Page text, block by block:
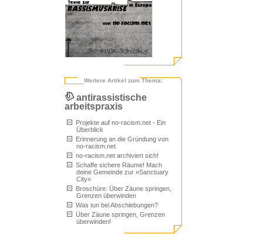
Weitere Artikel zum Thema:
antirassistische
arbeitspraxis
Projekte auf no-racism.net - Ein
Überblick
Erinnerung an die Gründung von
no-racism.net
no-racism.net archiviert sich!
Schaffe sichere Räume! Mach
deine Gemeinde zur »Sanctuary
City«
Broschüre: Über Zäune springen,
Grenzen überwinden
Was tun bei Abschiebungen?
Über Zäune springen, Grenzen
überwinden!